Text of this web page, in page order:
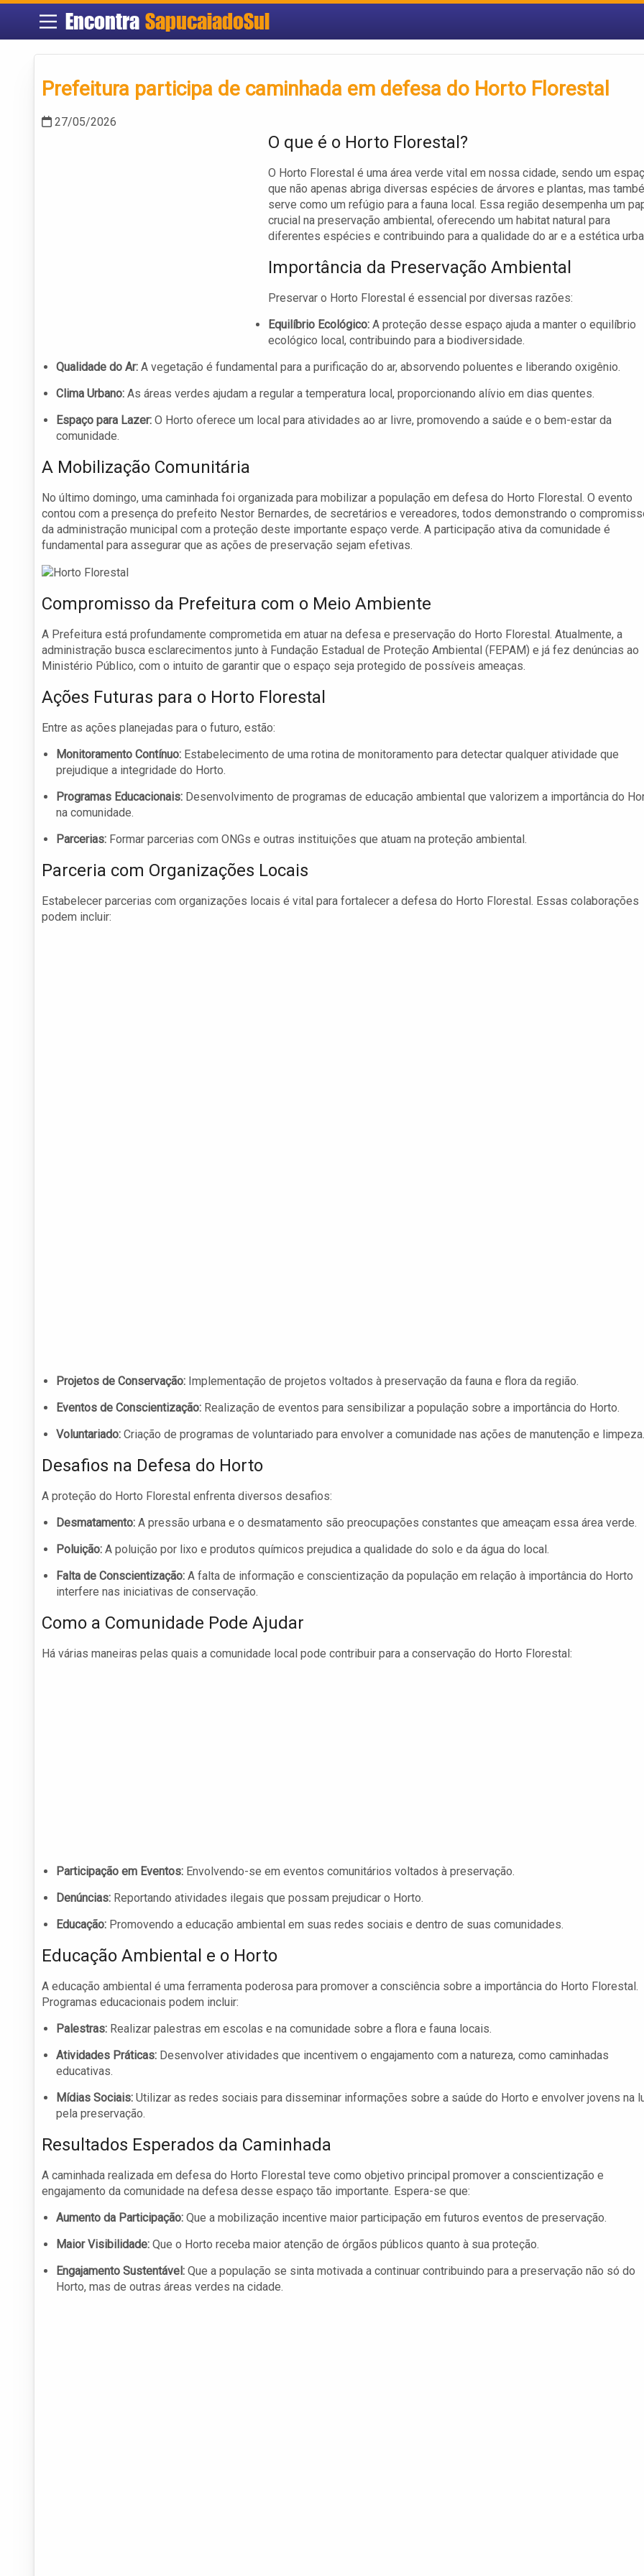
Encontra SapucaiadoSul
Prefeitura participa de caminhada em defesa do Horto Florestal
27/05/2026
O que é o Horto Florestal?
O Horto Florestal é uma área verde vital em nossa cidade, sendo um
que não apenas abriga diversas espécies de árvores e plantas, mas
serve como um refúgio para a fauna local. Essa região desempenha um
crucial na preservação ambiental, oferecendo um habitat natural para
diferentes espécies e contribuindo para a qualidade do ar e a estética
Importância da Preservação Ambiental
Preservar o Horto Florestal é essencial por diversas razões:
Equilíbrio Ecológico: A proteção desse espaço ajuda a manter o equilíbrio
ecológico local, contribuindo para a biodiversidade.
Qualidade do Ar: A vegetação é fundamental para a purificação do ar, absorvendo poluentes e liberando oxigênio.
Clima Urbano: As áreas verdes ajudam a regular a temperatura local, proporcionando alívio em dias quentes.
Espaço para Lazer: O Horto oferece um local para atividades ao ar livre, promovendo a saúde e o bem-estar da
comunidade.
A Mobilização Comunitária
No último domingo, uma caminhada foi organizada para mobilizar a população em defesa do Horto Florestal. O evento
contou com a presença do prefeito Nestor Bernardes, de secretários e vereadores, todos demonstrando o
da administração municipal com a proteção deste importante espaço verde. A participação ativa da comunidade é
fundamental para assegurar que as ações de preservação sejam efetivas.
Compromisso da Prefeitura com o Meio Ambiente
A Prefeitura está profundamente comprometida em atuar na defesa e preservação do Horto Florestal. Atualmente, a
administração busca esclarecimentos junto à Fundação Estadual de Proteção Ambiental (FEPAM) e já fez denúncias ao
Ministério Público, com o intuito de garantir que o espaço seja protegido de possíveis ameaças.
Ações Futuras para o Horto Florestal
Entre as ações planejadas para o futuro, estão:
Monitoramento Contínuo: Estabelecimento de uma rotina de monitoramento para detectar qualquer atividade que
prejudique a integridade do Horto.
Programas Educacionais: Desenvolvimento de programas de educação ambiental que valorizem a importância do
na comunidade.
Parcerias: Formar parcerias com ONGs e outras instituições que atuam na proteção ambiental.
Parceria com Organizações Locais
Estabelecer parcerias com organizações locais é vital para fortalecer a defesa do Horto Florestal. Essas colaborações
podem incluir:
Projetos de Conservação: Implementação de projetos voltados à preservação da fauna e flora da região.
Eventos de Conscientização: Realização de eventos para sensibilizar a população sobre a importância do Horto.
Voluntariado: Criação de programas de voluntariado para envolver a comunidade nas ações de manutenção e limpeza.
Desafios na Defesa do Horto
A proteção do Horto Florestal enfrenta diversos desafios:
Desmatamento: A pressão urbana e o desmatamento são preocupações constantes que ameaçam essa área verde.
Poluição: A poluição por lixo e produtos químicos prejudica a qualidade do solo e da água do local.
Falta de Conscientização: A falta de informação e conscientização da população em relação à importância do Horto
interfere nas iniciativas de conservação.
Como a Comunidade Pode Ajudar
Há várias maneiras pelas quais a comunidade local pode contribuir para a conservação do Horto Florestal:
Participação em Eventos: Envolvendo-se em eventos comunitários voltados à preservação.
Denúncias: Reportando atividades ilegais que possam prejudicar o Horto.
Educação: Promovendo a educação ambiental em suas redes sociais e dentro de suas comunidades.
Educação Ambiental e o Horto
A educação ambiental é uma ferramenta poderosa para promover a consciência sobre a importância do Horto Florestal.
Programas educacionais podem incluir:
Palestras: Realizar palestras em escolas e na comunidade sobre a flora e fauna locais.
Atividades Práticas: Desenvolver atividades que incentivem o engajamento com a natureza, como caminhadas
educativas.
Mídias Sociais: Utilizar as redes sociais para disseminar informações sobre a saúde do Horto e envolver jovens na
pela preservação.
Resultados Esperados da Caminhada
A caminhada realizada em defesa do Horto Florestal teve como objetivo principal promover a conscientização e
engajamento da comunidade na defesa desse espaço tão importante. Espera-se que:
Aumento da Participação: Que a mobilização incentive maior participação em futuros eventos de preservação.
Maior Visibilidade: Que o Horto receba maior atenção de órgãos públicos quanto à sua proteção.
Engajamento Sustentável: Que a população se sinta motivada a continuar contribuindo para a preservação não só do
Horto, mas de outras áreas verdes na cidade.